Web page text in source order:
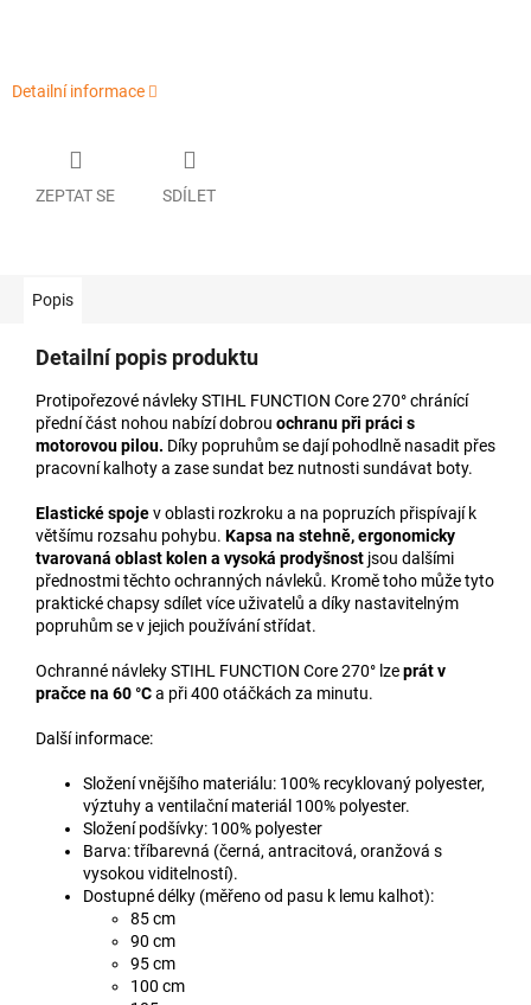
Detailní informace
ZEPTAT SE SDÍLET
Popis
Detailní popis produktu
Protipořezové návleky STIHL FUNCTION Core 270° chránící
přední část nohou nabízí dobrou ochranu při práci s
motorovou pilou. Díky popruhům se dají pohodlně nasadit přes
pracovní kalhoty a zase sundat bez nutnosti sundávat boty.
Elastické spojev oblasti rozkroku a na popruzích přispívají k
většímu rozsahu pohybu. Kapsa na stehně, ergonomicky
tvarovaná oblast kolen a vysoká prodyšnost jsou dalšími
přednostmi těchto ochranných návleků. Kromě toho může tyto
praktické chapsy sdílet více uživatelů a díky nastavitelným
popruhům se v jejich používání střídat.
Ochranné návleky STIHL FUNCTION Core 270° lzeprát v
pračce na 60 °Ca při 400 otáčkách za minutu.
Další informace:
Složení vnějšího materiálu: 100% recyklovaný polyester,
výztuhy a ventilační materiál 100% polyester.
Složení podšívky: 100% polyester
Barva: tříbarevná (černá, antracitová, oranžová s
vysokou viditelností).
Dostupné délky (měřeno od pasu k lemu kalhot):
85 cm
90 cm
95 cm
100 cm